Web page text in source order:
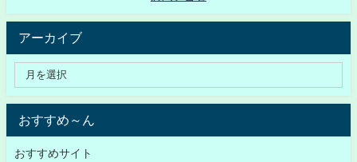
アーカイブ
おすすめ～ん
おすすめサイト